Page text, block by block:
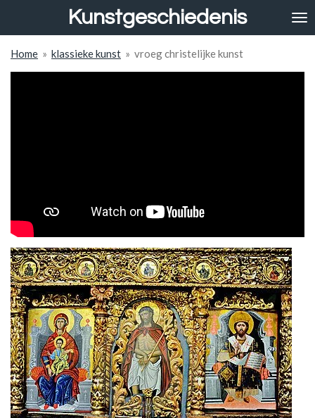
de
hoofdinhoud
Kunstgeschiedenis
Home » klassieke kunst » vroeg christelijke kunst